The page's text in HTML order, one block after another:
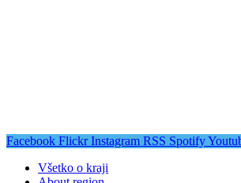
Facebook Flickr Instagram RSS Spotify
Všetko o kraji